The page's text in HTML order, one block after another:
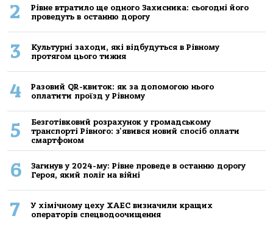
2
Рівне втратило ще одного Захисника: сьогодні його
проведуть в останню дорогу
3
Культурні заходи, які відбудуться в Рівному
протягом цього тижня
4
Разовий QR-квиток: як за допомогою нього
оплатити проїзд у Рівному
5
Безготівковий розрахунок у громадському
транспорті Рівного: з'явився новий спосіб оплати
смартфоном
6
Загинув у 2024-му: Рівне проведе в останню дорогу
Героя, який поліг на війні
7
У хімічному цеху ХАЕС визначили кращих
операторів спецводоочищення